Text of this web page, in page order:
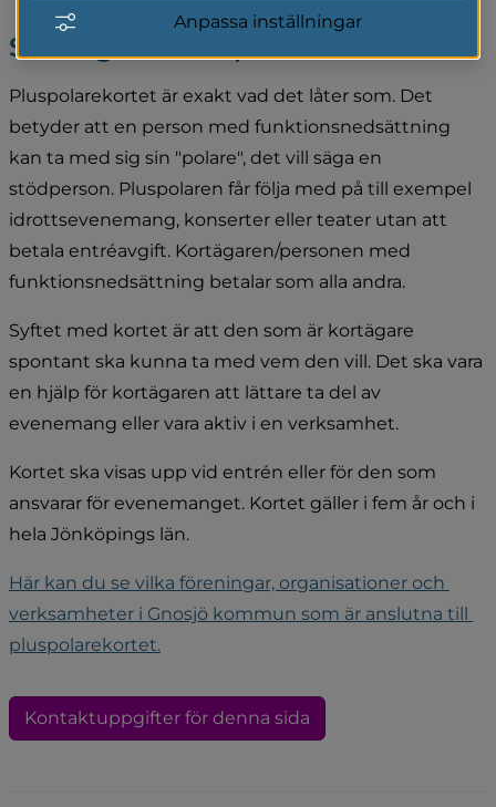
Så fungerar Pluspolarekortet
Pluspolarekortet är exakt vad det låter som. Det
betyder att en person med funktionsnedsättning
kan ta med sig sin "polare", det vill säga en
stödperson. Pluspolaren får följa med på till exempel
idrottsevenemang, konserter eller teater utan att
betala entréavgift. Kortägaren/personen med
funktionsnedsättning betalar som alla andra.
Syftet med kortet är att den som är kortägare
spontant ska kunna ta med vem den vill. Det ska vara
en hjälp för kortägaren att lättare ta del av
evenemang eller vara aktiv i en verksamhet.
Kortet ska visas upp vid entrén eller för den som
ansvarar för evenemanget. Kortet gäller i fem år och i
hela Jönköpings län.
Här kan du se vilka föreningar, organisationer och
verksamheter i Gnosjö kommun som är anslutna till
pluspolarekortet.
Kontaktuppgifter för denna sida
Anpassa inställningar